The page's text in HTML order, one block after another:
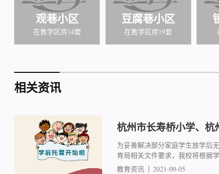
观巷小区
在售学区房14套
豆腐巷小区
在售学区房19套
相关资讯
杭州市长寿桥小学、杭
为妥善解决部分家庭学生放学后
育局相关文件要求，我校将根据
教育资讯
2021-09-05